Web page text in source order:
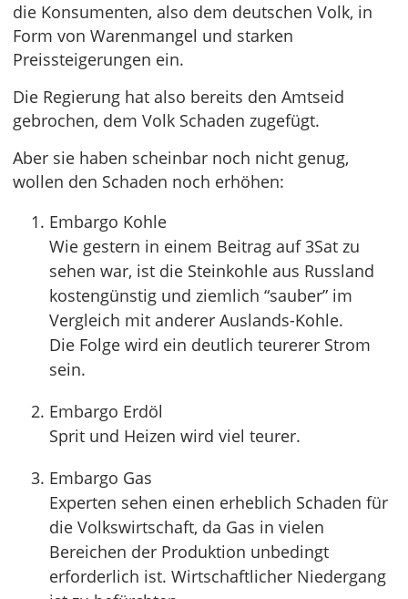
die Konsumenten, also dem deutschen Volk, in
Form von Warenmangel und starken
Preissteigerungen ein.
Die Regierung hat also bereits den Amtseid
gebrochen, dem Volk Schaden zugefügt.
Aber sie haben scheinbar noch nicht genug,
wollen den Schaden noch erhöhen:
Embargo Kohle
Wie gestern in einem Beitrag auf 3Sat zu
sehen war, ist die Steinkohle aus Russland
kostengünstig und ziemlich “sauber” im
Vergleich mit anderer Auslands-Kohle.
Die Folge wird ein deutlich teurerer Strom
sein.
Embargo Erdöl
Sprit und Heizen wird viel teurer.
Embargo Gas
Experten sehen einen erheblich Schaden für
die Volkswirtschaft, da Gas in vielen
Bereichen der Produktion unbedingt
erforderlich ist. Wirtschaftlicher Niedergang